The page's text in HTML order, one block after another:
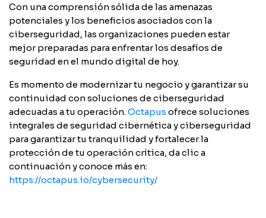
Con una comprensión sólida de las amenazas
potenciales y los beneficios asociados con la
ciberseguridad, las organizaciones pueden estar
mejor preparadas para enfrentar los desafíos de
seguridad en el mundo digital de hoy.
Es momento de modernizar tu negocio y garantizar su
continuidad con soluciones de ciberseguridad
adecuadas a tu operación.Octapus ofrece soluciones
integrales de seguridad cibernética y ciberseguridad
para garantizar tu tranquilidad y fortalecer la
protección de tu operación crítica, da clic a
continuación y conoce más en:
https://octapus.io/cybersecurity/